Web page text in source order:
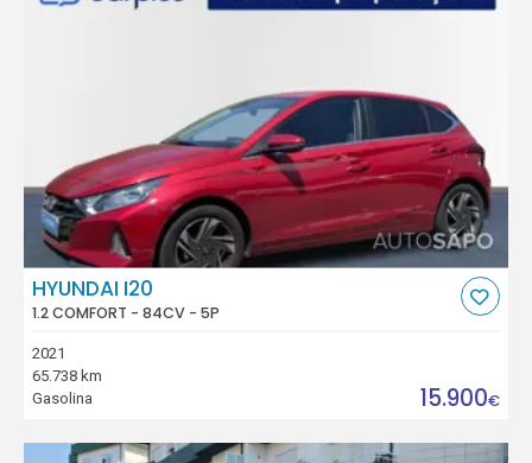
HYUNDAI I20
1.2 COMFORT - 84CV - 5P
2021
65.738 km
Gasolina
15.900€